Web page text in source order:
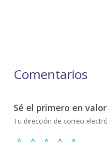
Comentarios
Sé el primero en
Tu dirección de correo